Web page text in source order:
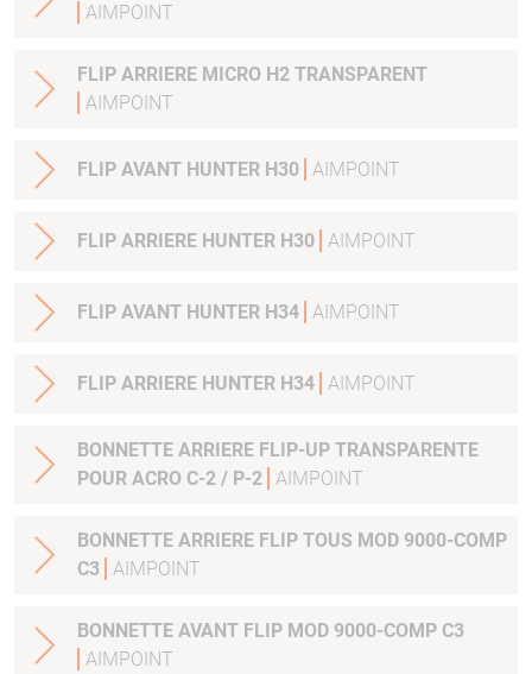
AIMPOINT
FLIP ARRIERE MICRO H2 TRANSPARENT
AIMPOINT
FLIP AVANT HUNTER H30 AIMPOINT
FLIP ARRIERE HUNTER H30 AIMPOINT
FLIP AVANT HUNTER H34 AIMPOINT
FLIP ARRIERE HUNTER H34 AIMPOINT
BONNETTE ARRIERE FLIP-UP TRANSPARENTE
POUR ACRO C-2 / P-2 AIMPOINT
BONNETTE ARRIERE FLIP TOUS MOD 9000-COMP
C3
AIMPOINT
BONNETTE AVANT FLIP MOD 9000-COMP C3
AIMPOINT